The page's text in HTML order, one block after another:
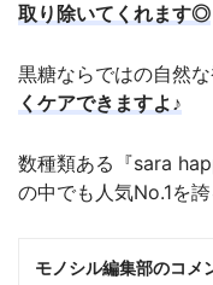
取り除いてくれます◎
黒糖ならではの自然
くケアできますよ♪
数種類ある『sara
の中でも人気No.1を
モノシル編集部のコメ